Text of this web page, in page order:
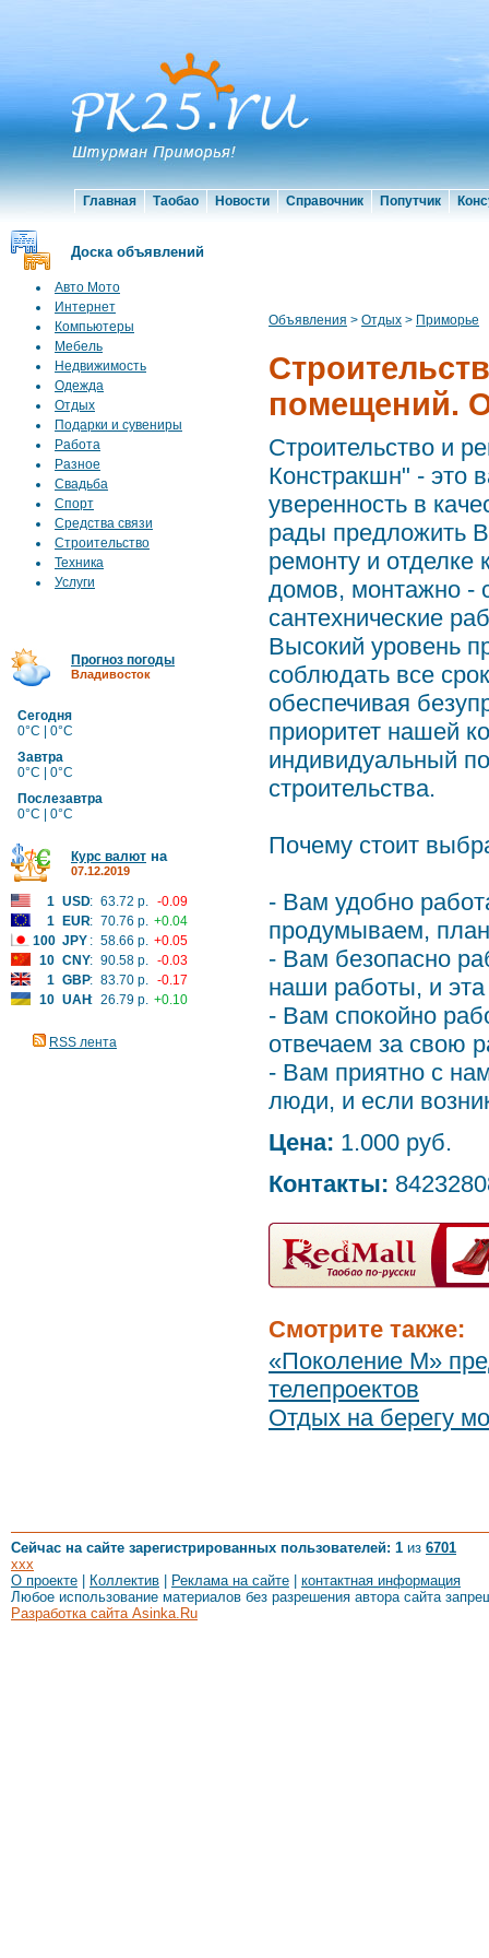
Главная Таобао Новости Справочник Попутчик
Доска объявлений
Авто Мото
Интернет
Компьютеры
Мебель
Недвижимость
Одежда
Отдых
Подарки и сувениры
Работа
Разное
Свадьба
Спорт
Средства связи
Строительство
Техника
Услуги
Прогноз погоды
Владивосток
Сегодня
0°C | 0°C
Завтра
0°C | 0°C
Послезавтра
0°C | 0°C
Курс валют на
07.12.2019
1 USD: 63.72 р. -0.09
1
EUR: 70.76 р. +0.04
100 JPY : 58.66 р. +0.05
10 CNY: 90.58 р. -0.03
1 GBP: 83.70 р. -0.17
10 UAH: 26.79 р. +0.10
RSS лента
Объявления > Отдых > Приморье
помещений.
Строительство и
Констракшн" - это
уверенность в
рады предложить
ремонту и отделке
домов, монтажно -
сантехнические
Высокий уровень
соблюдать все
обеспечивая
приоритет нашей
индивидуальный
строительства.
Почему стоит
- Вам удобно
продумываем,
- Вам безопасно
наши работы, и эта
- Вам спокойно
отвечаем за свою
- Вам приятно с
люди, и если
Цена: 1.000 руб.
Контакты:
Смотрите также:
«Поколение М»
телепроектов
Отдых на берегу
Сейчас на сайте зарегистрированных пользователей: 1 из 6701
xxx
О проекте
Коллектив Реклама на сайте
контактная информация
Любое использование материалов без разрешения автора сайта
Разработка сайта Asinka.Ru